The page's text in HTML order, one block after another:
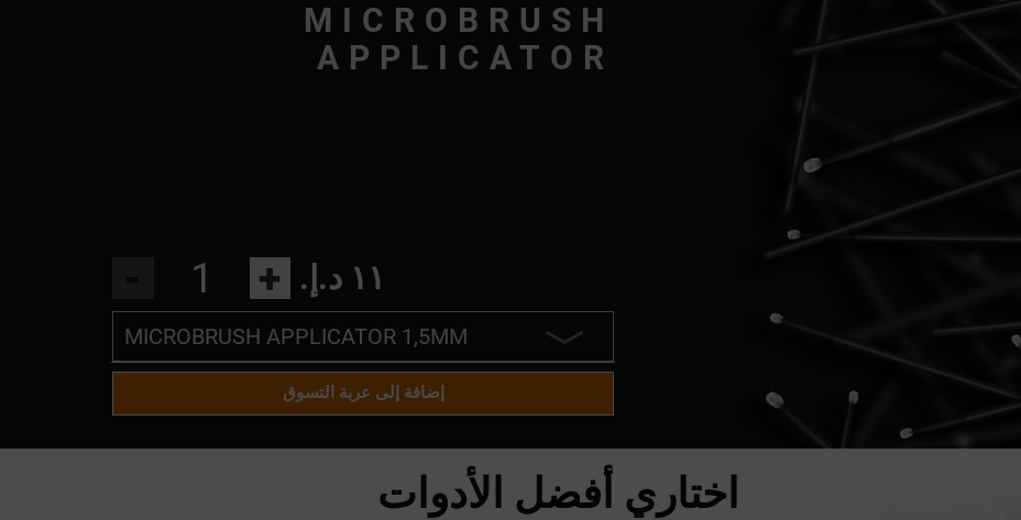
MICROBRUSH
APPLICATOR
+ ١١ د.إ.‏
MICROBRUSH APPLICATOR 1,5MM
MICROBRUSH APPLICATOR 1,5MM
MICROBRUSH APLLICATOR 2,5MM
إضافة إلى عربة التسوق
اختاري أفضل الأدوات